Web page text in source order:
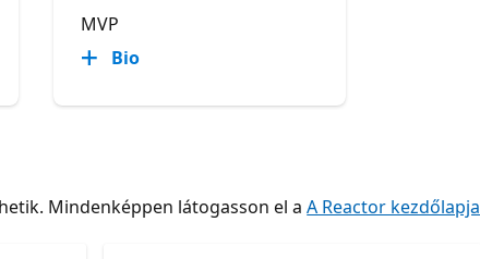
MVP
Bio
Mindenképpen látogasson el aA Reactor kezdőlapja